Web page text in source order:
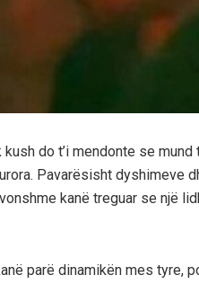
kush do t’i mendonte se
Pavarësisht dyshimeve
kanë treguar se një
parë dinamikën mes tyre,